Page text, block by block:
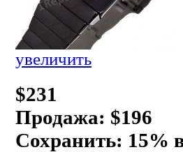
увеличить
$231
Продажа: $196
Сохранить: 15%